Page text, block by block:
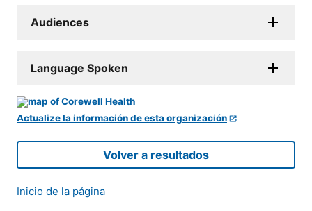
Audiences
Language Spoken
Actualize la información de esta organización
Volver a resultados
Inicio de la página